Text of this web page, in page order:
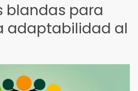
blandas para
adaptabilidad al